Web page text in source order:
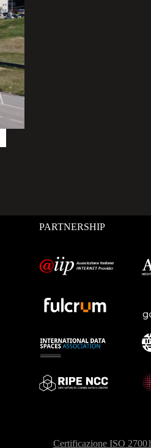
PARTNERSHIP
Certificazione ISO 27001